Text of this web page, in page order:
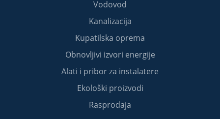
Vodovod
Kanalizacija
Kupatilska oprema
Obnovljivi izvori energije
Alati i pribor za instalatere
Ekološki proizvodi
Rasprodaja